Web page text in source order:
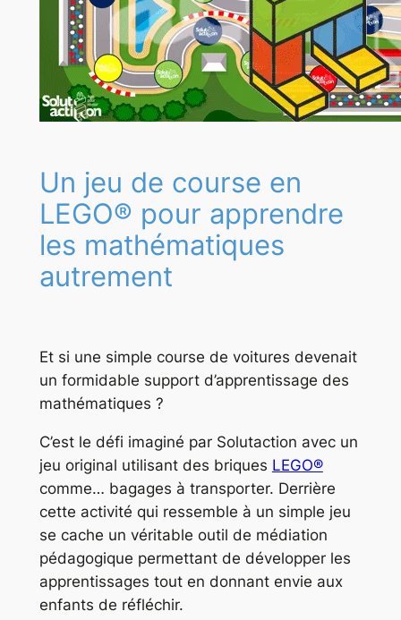
Un jeu de course en
LEGO® pour apprendre
les mathématiques
autrement
Et si une simple course de voitures devenait
un formidable support d’apprentissage des
mathématiques ?
C’est le défi imaginé par Solutaction avec un
jeu original utilisant des briques LEGO®
comme… bagages à transporter. Derrière
cette activité qui ressemble à un simple jeu
se cache un véritable outil de médiation
pédagogique permettant de développer les
apprentissages tout en donnant envie aux
enfants de réfléchir.